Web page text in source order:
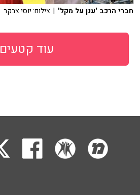
חברי הרכב 'ענן על מקל' | צילום: יוסי צבקר
עוד קטעים